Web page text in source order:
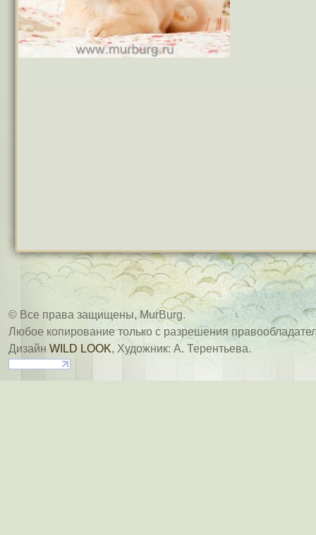
© Все права защищены, MurBurg.
Любое копирование только с разрешения
Дизайн WILD LOOK, Художник: А. Терентьева.